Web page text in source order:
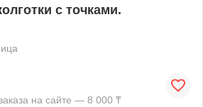
с точками.
на сайте — 8 000 ₸